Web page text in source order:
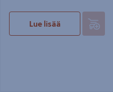
Lue lisää